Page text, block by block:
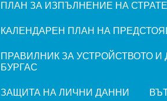
ПЛАН ЗА ИЗПЪЛНЕНИЕ НА
КАЛЕНДАРЕН ПЛАН НА
ПРАВИЛНИК ЗА УСТРОЙСТВОТО
БУРГАС
ЗАЩИТА НА ЛИЧНИ ДАННИ